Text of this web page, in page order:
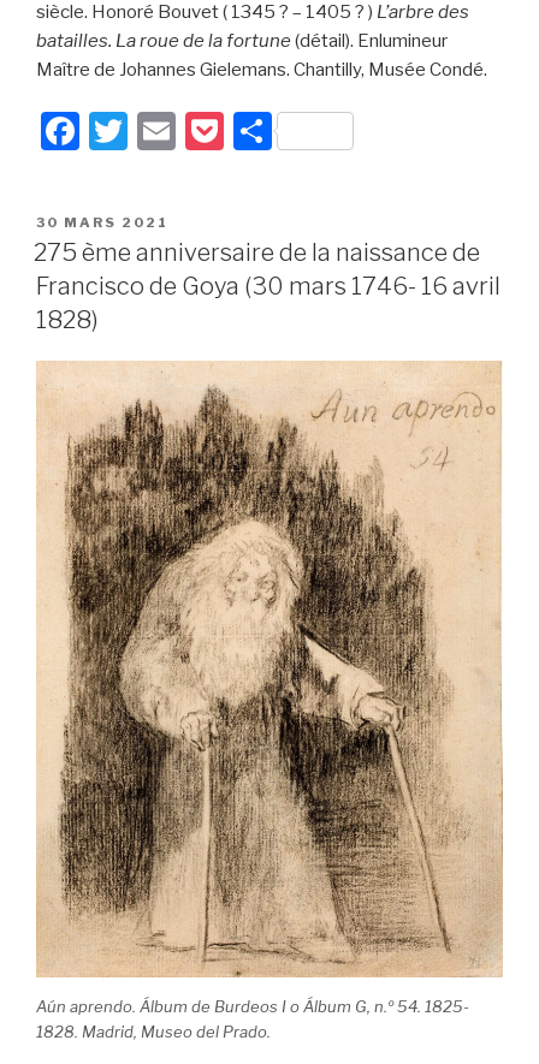
siècle. Honoré Bouvet ( 1345 ? – 1405 ? ) L’arbre des
batailles. La roue de la fortune (détail). Enlumineur
Maître de Johannes Gielemans. Chantilly, Musée Condé.
F
c
e
b
o
o
k
T
tt
er
E
P
k
et
P
g
er
PUBLIÉ
LE
30 MARS 2021
275 ème anniversaire de la naissance de
Francisco de Goya (30 mars 1746- 16 avril
1828)
Aún aprendo. Álbum de Burdeos I o Álbum G, n.º 54. 1825-
1828. Madrid, Museo del Prado.